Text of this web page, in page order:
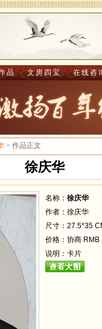
品 文房四宝 在线咨
> 作品正文
徐庆华
名称： 徐庆华
作者：徐庆华
尺寸：27.5*35
价格：协商 RMB
说明：卡片